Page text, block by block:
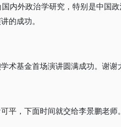
内外政治学研究，特别是中国
的成功。
术基金首场演讲圆满成功。谢谢
平，下面时间就交给李景鹏老师。